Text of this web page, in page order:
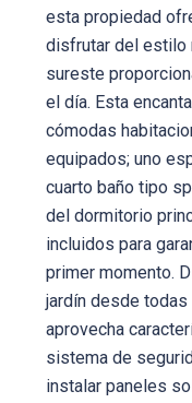
esta propiedad
disfrutar del estilo
sureste
el día. Esta
cómodas
equipados; uno
cuarto baño tipo
del dormitorio
incluidos para
primer momento.
jardín desde
aprovecha
sistema de
instalar paneles